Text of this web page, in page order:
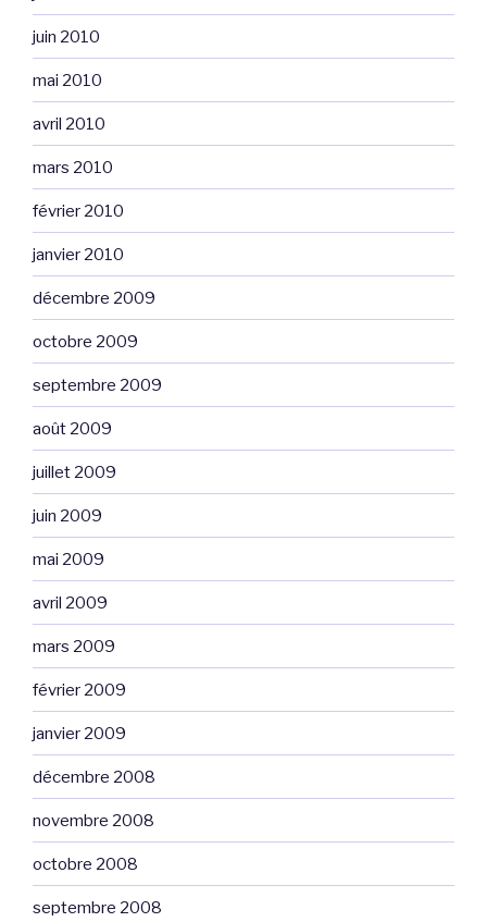
juin 2010
mai 2010
avril 2010
mars 2010
février 2010
janvier 2010
décembre 2009
octobre 2009
septembre 2009
août 2009
juillet 2009
juin 2009
mai 2009
avril 2009
mars 2009
février 2009
janvier 2009
décembre 2008
novembre 2008
octobre 2008
septembre 2008